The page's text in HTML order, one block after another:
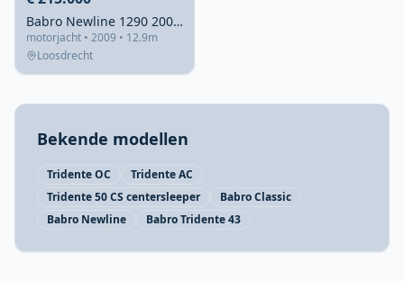
Babro Newline 1290 2009 – Stalen gezinsschip met 4 hutten
motorjacht • 2009 • 12.9m
Loosdrecht
Bekende modellen
Tridente OC
Tridente AC
Tridente 50 CS centersleeper
Babro Classic
Babro Newline
Babro Tridente 43